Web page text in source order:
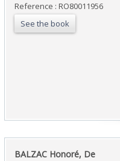
Reference : RO80011956
See the book
‎BALZAC Honoré, De‎